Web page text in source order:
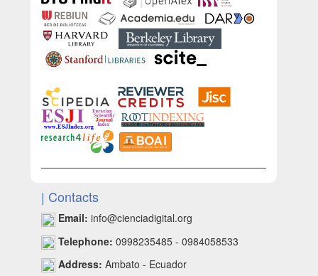
| Contacts
Email: info@cienciadigital.org
Telephone: 0998235485 - 0984058533
Address: Ambato - Ecuador